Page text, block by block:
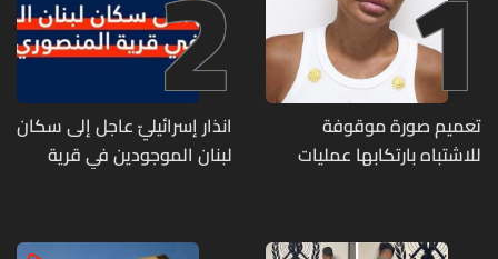
تعميم صورة موقوفة
للاشتباه بارتكابها عمليات
انذار إسرائيليّ عاجل إلى سكان
لبنان الموجودين في قرية